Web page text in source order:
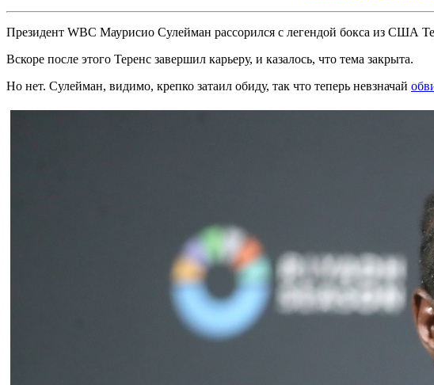
Президент WBC Маурисио Сулейман рассорился с легендой бокса из США
Вскоре после этого Теренс завершил карьеру, и казалось, что тема закрыта.
Но нет. Сулейман, видимо, крепко затаил обиду, так что теперь невзначай